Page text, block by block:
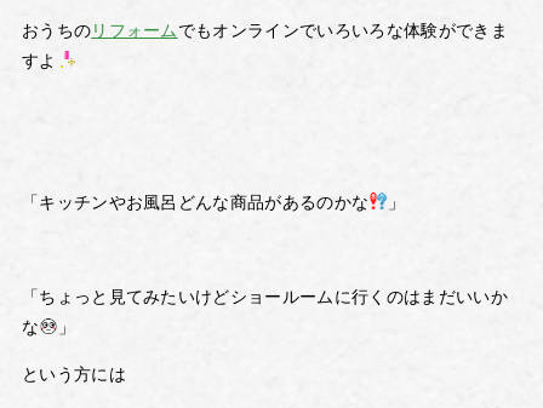
おうちのリフォーム でもオンラインでいろいろな体験ができま
すよ
「キッチンやお風呂どんな商品があるのかな 」
「ちょっと見てみたいけどショールームに行くのはまだいいか
な
」
という方には